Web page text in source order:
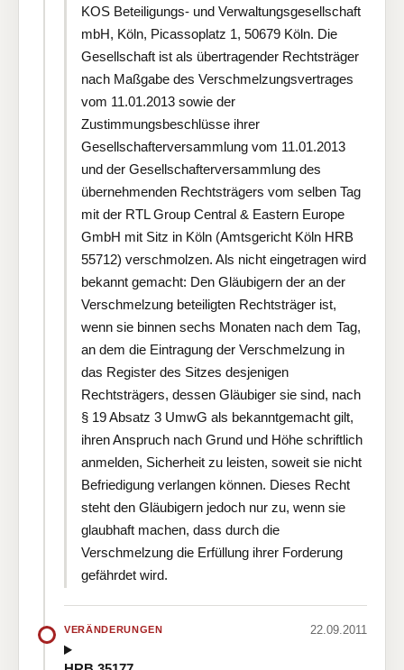
KOS Beteiligungs- und Verwaltungsgesellschaft
mbH, Köln, Picassoplatz 1, 50679 Köln. Die
Gesellschaft ist als übertragender Rechtsträger
nach Maßgabe des Verschmelzungsvertrages
vom 11.01.2013 sowie der
Zustimmungsbeschlüsse ihrer
Gesellschafterversammlung vom 11.01.2013
und der Gesellschafterversammlung des
übernehmenden Rechtsträgers vom selben Tag
mit der RTL Group Central & Eastern Europe
GmbH mit Sitz in Köln (Amtsgericht Köln HRB
55712) verschmolzen. Als nicht eingetragen wird
bekannt gemacht: Den Gläubigern der an der
Verschmelzung beteiligten Rechtsträger ist,
wenn sie binnen sechs Monaten nach dem Tag,
an dem die Eintragung der Verschmelzung in
das Register des Sitzes desjenigen
Rechtsträgers, dessen Gläubiger sie sind, nach
§ 19 Absatz 3 UmwG als bekanntgemacht gilt,
ihren Anspruch nach Grund und Höhe schriftlich
anmelden, Sicherheit zu leisten, soweit sie nicht
Befriedigung verlangen können. Dieses Recht
steht den Gläubigern jedoch nur zu, wenn sie
glaubhaft machen, dass durch die
Verschmelzung die Erfüllung ihrer Forderung
gefährdet wird.
VERÄNDERUNGEN 22.09.2011